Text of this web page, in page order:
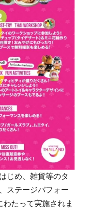
じめ、雑貨等のタ
ステージパフォー
たって実施されま